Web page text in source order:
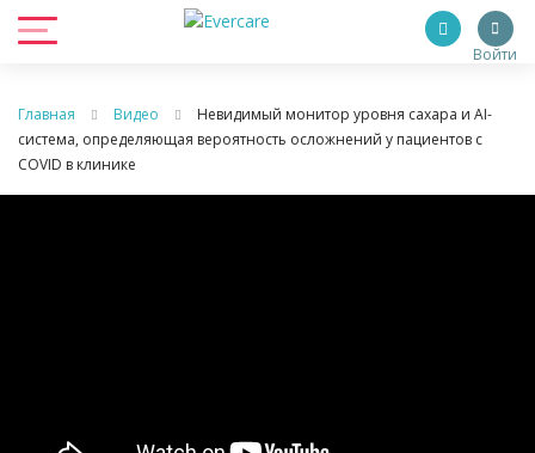
Войти
Главная Видео
Невидимый монитор уровня сахара и AI-
система, определяющая вероятность осложнений у пациентов с
COVID в клинике